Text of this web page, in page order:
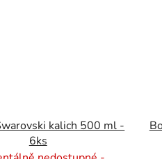
kalich 500 ml -
6ks